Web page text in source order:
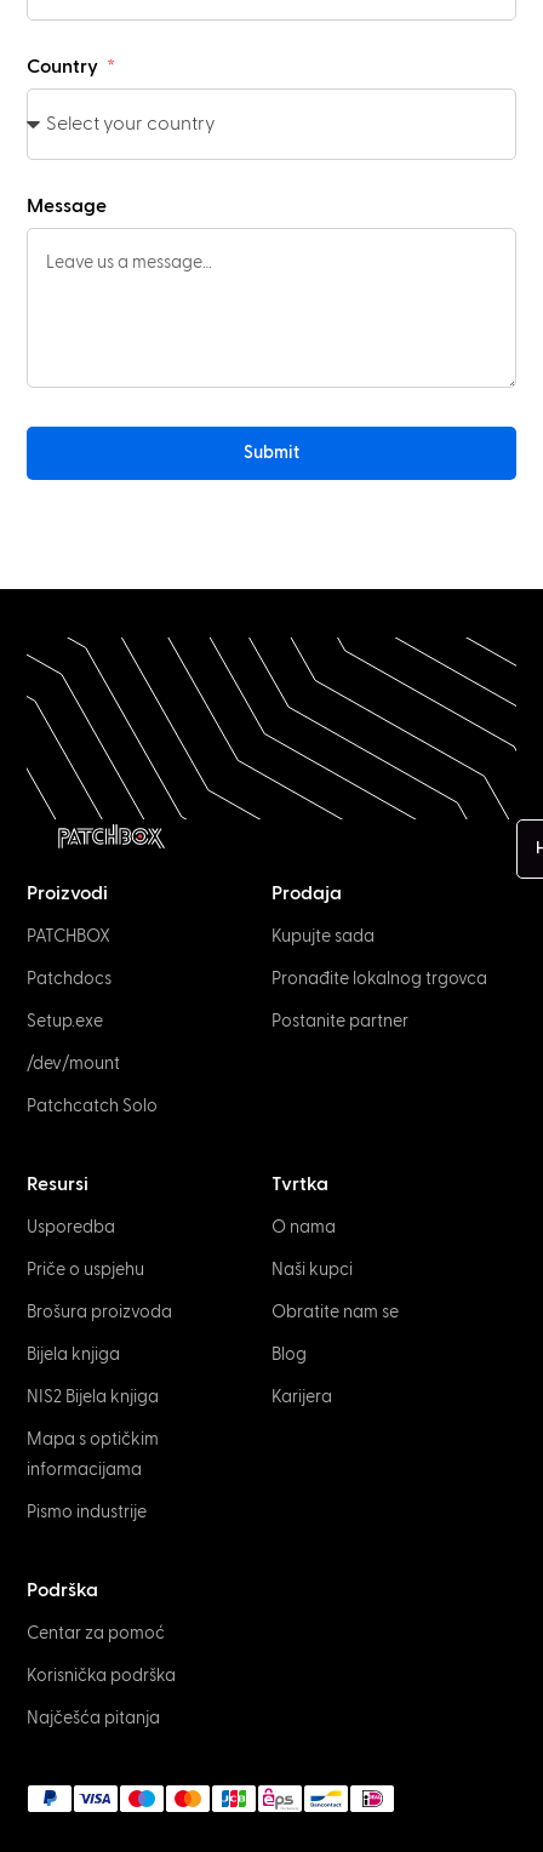
Country
Message
Submit
Proizvodi
PATCHBOX
Patchdocs
Setup.exe
/dev/mount
Patchcatch Solo
Prodaja
Kupujte sada
Pronađite lokalnog trgovca
Postanite partner
Resursi
Usporedba
Priče o uspjehu
Brošura proizvoda
Bijela knjiga
NIS2 Bijela knjiga
Mapa s optičkim
informacijama
Pismo industrije
Tvrtka
O nama
Naši kupci
Obratite nam se
Blog
Karijera
Podrška
Centar za pomoć
Korisnička podrška
Najčešća pitanja